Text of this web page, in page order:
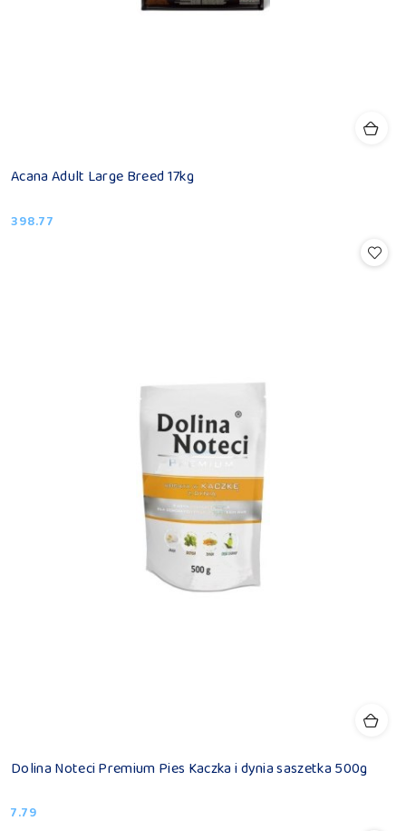
Acana Adult Large Breed 17kg
Cena:
398.77
Dolina Noteci Premium Pies Kaczka i dynia saszetka 500g
Cena:
7.79